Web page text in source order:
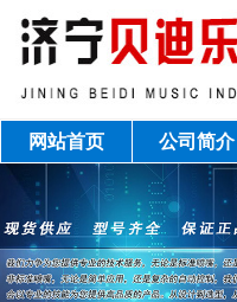
网站首页 公司简介